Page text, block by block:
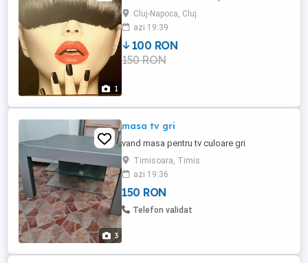
1
Cluj-Napoca, Cluj
azi 19:39
100 RON
150 RON
3
masa tv gri
vand masa pentru tv culoare gri
Timisoara, Timis
azi 19:36
150 RON
Telefon validat